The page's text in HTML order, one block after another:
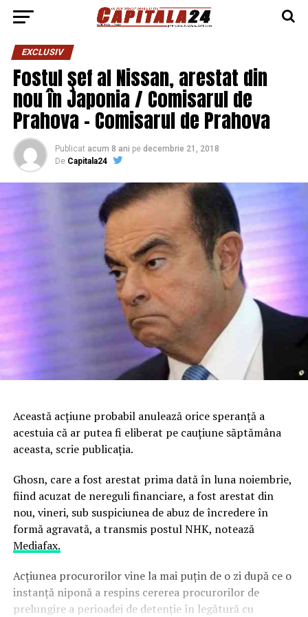
EXCLUSIV
Fostul şef al Nissan, arestat din
nou în Japonia / Comisarul de
Prahova – Comisarul de Prahova
Publicat acum 8 ani pe decembrie 21, 2018
De Capitala24
Această acţiune probabil anulează orice speranţă a
acestuia că ar putea fi eliberat pe cauţiune săptămâna
aceasta, scrie publicaţia.
Ghosn, care a fost arestat prima dată în luna noiembrie,
fiind acuzat de nereguli financiare, a fost arestat din
nou, vineri, sub suspiciunea de abuz de încredere în
formă agravată, a transmis postul NHK, notează
Mediafax.
Acţiunea procurorilor vine la mai puţin de o zi după ce o
instanţă niponă a respins cererea procurorilor de
prelungire a perioadei de detenţie în legătură cu